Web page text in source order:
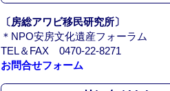
〔房総アワビ移民研究所〕
＊NPO安房文化遺産フォーラム
TEL＆FAX 0470-22-8271
お問合せフォーム